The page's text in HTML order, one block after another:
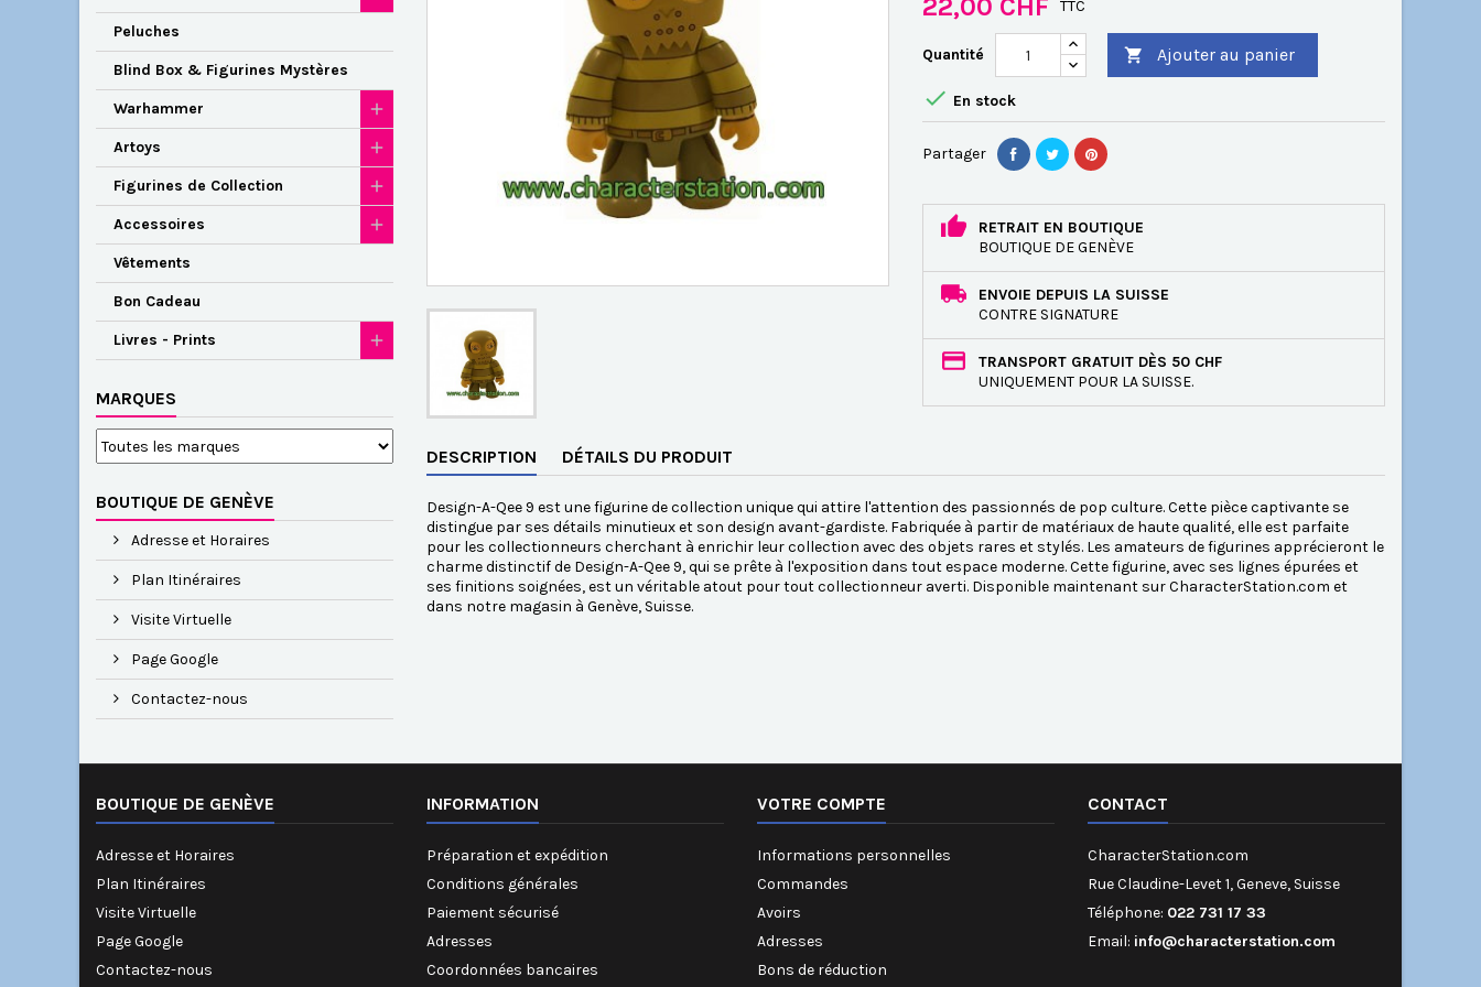
Peluches
Blind Box & Figurines Mystères
Warhammer
Artoys
Figurines de Collection
Accessoires
Vêtements
Bon Cadeau
Livres - Prints
MARQUES
BOUTIQUE DE GENÈVE
Adresse et Horaires
Plan Itinéraires
Visite Virtuelle
Page Google
Contactez-nous
22,00 CHF TTC
Quantité  Ajouter au panier
 En stock
Partager
RETRAIT EN BOUTIQUE
BOUTIQUE DE GENÈVE
ENVOIE DEPUIS LA SUISSE
CONTRE SIGNATURE
TRANSPORT GRATUIT DÈS 50 CHF
UNIQUEMENT POUR LA SUISSE.
DESCRIPTION DÉTAILS DU PRODUIT
Design-A-Qee 9 est une figurine de collection unique qui attire l'attention des passionnés de pop culture. Cette pièce captivante se
distingue par ses détails minutieux et son design avant-gardiste. Fabriquée à partir de matériaux de haute qualité, elle est parfaite
pour les collectionneurs cherchant à enrichir leur collection avec des objets rares et stylés. Les amateurs de figurines apprécieront le
charme distinctif de Design-A-Qee 9, qui se prête à l'exposition dans tout espace moderne. Cette figurine, avec ses lignes épurées et
ses finitions soignées, est un véritable atout pour tout collectionneur averti. Disponible maintenant sur CharacterStation.com et
dans notre magasin à Genève, Suisse.
BOUTIQUE DE GENÈVE
Adresse et Horaires
Plan Itinéraires
Visite Virtuelle
Page Google
Contactez-nous
INFORMATION
Préparation et expédition
Conditions générales
Paiement sécurisé
Adresses
Coordonnées bancaires
VOTRE COMPTE
Informations personnelles
Commandes
Avoirs
Adresses
Bons de réduction
CONTACT
CharacterStation.com
Rue Claudine-Levet 1, Geneve, Suisse
Téléphone: 022 731 17 33
Email: info@characterstation.com